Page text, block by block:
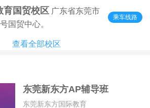
育国贸校区 广东省东莞市
国贸中心。
乘车线路
查看全部校区
东莞新东方AP辅导班
东莞新东方国际教育